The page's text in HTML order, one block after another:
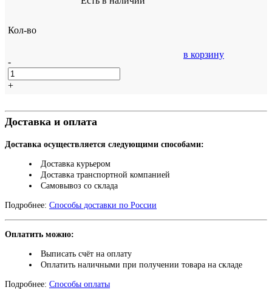
Кол-во
-
+
в корзину
Доставка и оплата
Доставка осуществляется следующими способами:
Доставка курьером
Доставка транспортной компанией
Самовывоз со склада
Подробнее: Способы доставки по России
Оплатить можно:
Выписать счёт на оплату
Оплатить наличными при получении товара на складе
Подробнее: Способы оплаты